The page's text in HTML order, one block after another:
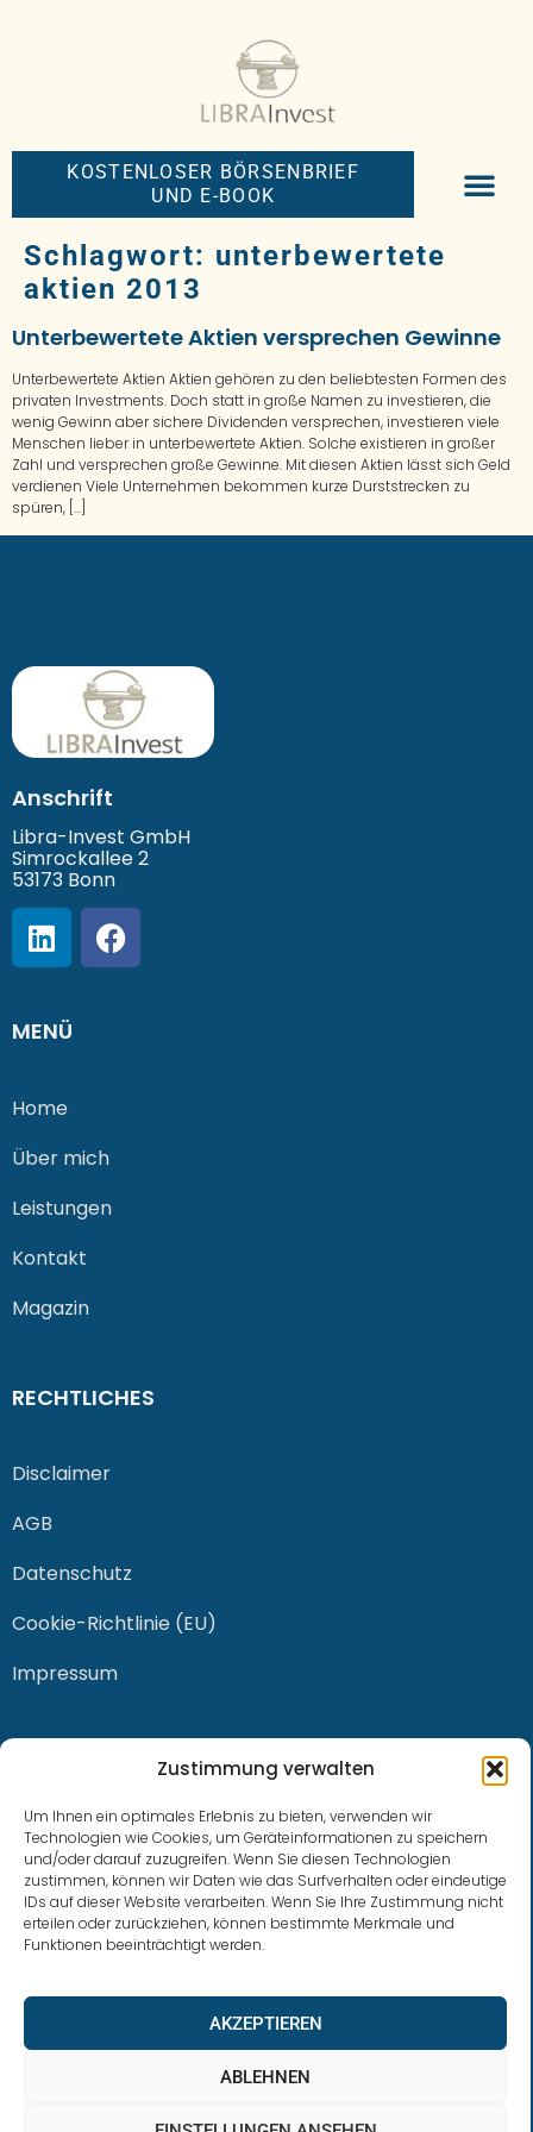
Zustimmung verwalten
Um Ihnen ein optimales Erlebnis zu bieten, verwenden wir
Technologien wie Cookies, um Geräteinformationen zu speichern
und/oder darauf zuzugreifen. Wenn Sie diesen Technologien
zustimmen, können wir Daten wie das Surfverhalten oder eindeutige
IDs auf dieser Website verarbeiten. Wenn Sie Ihre Zustimmung nicht
erteilen oder zurückziehen, können bestimmte Merkmale und
Funktionen beeinträchtigt werden.
AKZEPTIEREN
ABLEHNEN
KOSTENLOSER BÖRSENBRIEF
UND E-BOOK
Schlagwort: unterbewertete
aktien 2013
Unterbewertete Aktien versprechen Gewinne
Unterbewertete Aktien Aktien gehören zu den beliebtesten Formen des
privaten Investments. Doch statt in große Namen zu investieren, die
wenig Gewinn aber sichere Dividenden versprechen, investieren viele
Menschen lieber in unterbewertete Aktien. Solche existieren in großer
Zahl und versprechen große Gewinne. Mit diesen Aktien lässt sich Geld
verdienen Viele Unternehmen bekommen kurze Durststrecken zu
spüren, […]
Anschrift
Libra-Invest GmbH
Simrockallee 2
53173 Bonn
MENÜ
Home
Über mich
Leistungen
Kontakt
Magazin
RECHTLICHES
Disclaimer
AGB
Datenschutz
Cookie-Richtlinie (EU)
Impressum
0228 / 915 614 81
klaus.buhl@libra-invest.de